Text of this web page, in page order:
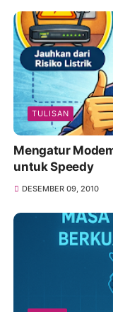
TULISAN
Mengatur
untuk Speedy
DESEMBER 09, 2010